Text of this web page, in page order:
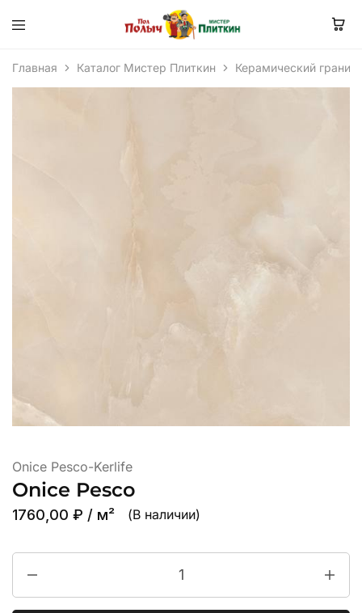
Главная Каталог Мистер Плиткин Керамический гранит
Onice Pesco-Kerlife
Onice Pesco
1760,00 ₽ / м² (В наличии)